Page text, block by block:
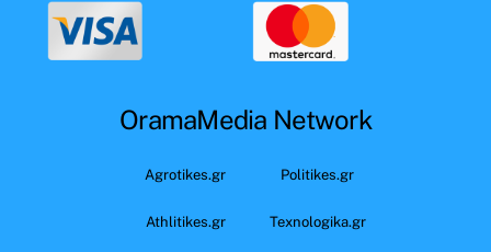
OramaMedia Network
Agrotikes.gr Politikes.gr
Athlitikes.gr Texnologika.gr